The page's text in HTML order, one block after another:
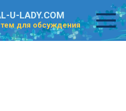
U-LADY.COM
для обсуждения